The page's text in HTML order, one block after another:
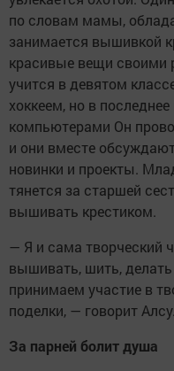
по словам мамы,
занимается вышивкой
красивые вещи своими
учится в девятом
хоккеем, но в
компьютерами Он
и они вместе
новинки и проекты.
тянется за старшей
вышивать крестиком.
— Я и сама творческий
вышивать, шить,
принимаем участие в
поделки, — говорит Алсу.
За парней болит душа